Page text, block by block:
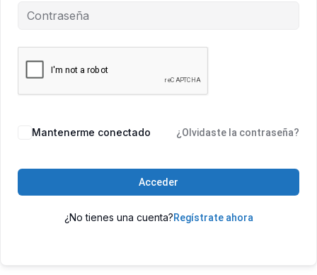
Mantenerme conectado ¿Olvidaste la contraseña?
Acceder
¿No tienes una cuenta?Regístrate ahora